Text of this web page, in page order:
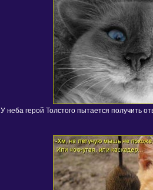
У неба герой Толстого пытается получить